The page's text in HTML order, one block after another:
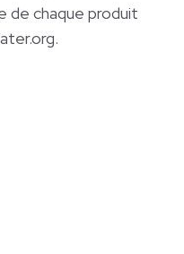
de chaque produit